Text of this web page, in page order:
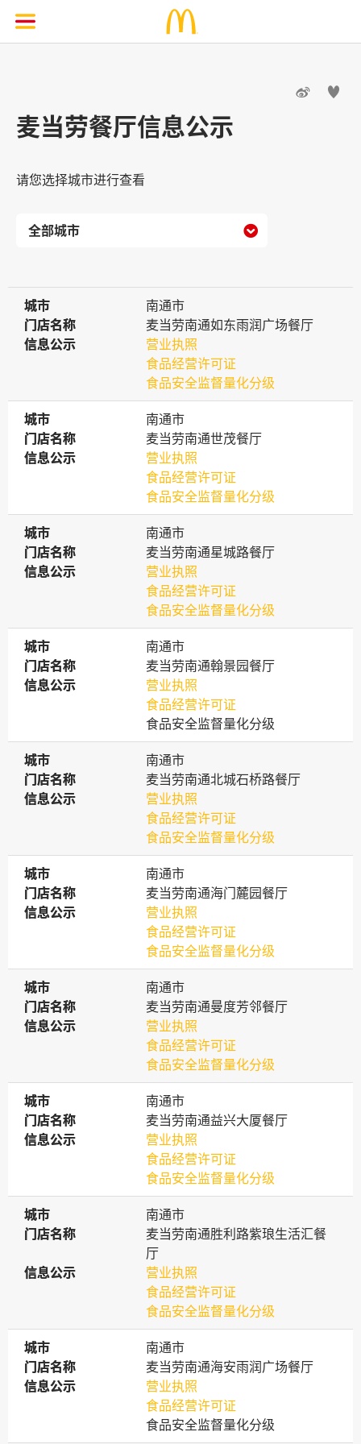
 
麦当劳餐厅信息公示
请您选择城市进行查看

城市
城市
南通市
门店名称
门店名称
麦当劳南通如东雨润广场餐厅
信息公示
信息公示
营业执照
食品经营许可证
食品安全监督量化分级
城市
城市
南通市
门店名称
门店名称
麦当劳南通世茂餐厅
信息公示
信息公示
营业执照
食品经营许可证
食品安全监督量化分级
城市
城市
南通市
门店名称
门店名称
麦当劳南通星城路餐厅
信息公示
信息公示
营业执照
食品经营许可证
食品安全监督量化分级
城市
城市
南通市
门店名称
门店名称
麦当劳南通翰景园餐厅
信息公示
信息公示
营业执照
食品经营许可证
食品安全监督量化分级
城市
城市
南通市
门店名称
门店名称
麦当劳南通北城石桥路餐厅
信息公示
信息公示
营业执照
食品经营许可证
食品安全监督量化分级
城市
城市
南通市
门店名称
门店名称
麦当劳南通海门麓园餐厅
信息公示
信息公示
营业执照
食品经营许可证
食品安全监督量化分级
城市
城市
南通市
门店名称
门店名称
麦当劳南通曼度芳邻餐厅
信息公示
信息公示
营业执照
食品经营许可证
食品安全监督量化分级
城市
城市
南通市
门店名称
门店名称
麦当劳南通益兴大厦餐厅
信息公示
信息公示
营业执照
食品经营许可证
食品安全监督量化分级
城市
城市
南通市
门店名称
门店名称
麦当劳南通胜利路紫琅生活汇餐
厅
信息公示
信息公示
营业执照
食品经营许可证
食品安全监督量化分级
城市
城市
南通市
门店名称
门店名称
麦当劳南通海安雨润广场餐厅
信息公示
信息公示
营业执照
食品经营许可证
食品安全监督量化分级